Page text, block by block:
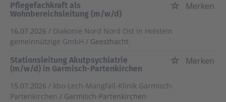
Pflegefachkraft als
Wohnbereichsleitung (m/w/d)
Merken
16.07.2026 / Diakonie Nord Nord Ost in Holstein
gemeinnützige GmbH / Geesthacht
Stationsleitung Akutpsychiatrie
(m/w/d) in Garmisch-Partenkirchen
Merken
15.07.2026 / kbo-Lech-Mangfall-Klinik Garmisch-
Partenkirchen / Garmisch-Partenkirchen